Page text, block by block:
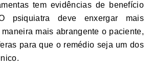
tem evidências de benefício
psiquiatra deve enxergar mais
mais abrangente o paciente,
para que o remédio seja um dos